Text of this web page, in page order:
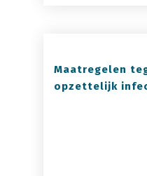
Maatregelen
opzettelijk